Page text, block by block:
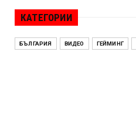
Без милост! Испания
КАТЕГОРИИ
БЪЛГАРИЯ ВИДЕО ГЕЙМИНГ